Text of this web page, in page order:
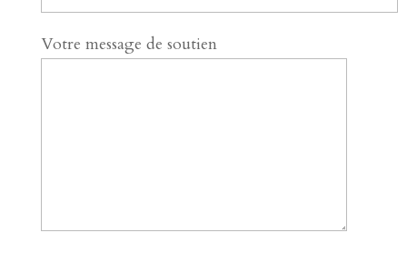
Votre message de soutien